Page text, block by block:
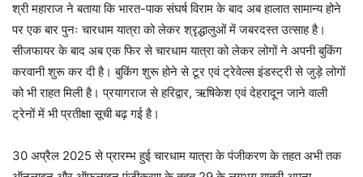
श्री महाराज ने बताया कि भारत-पाक संघर्ष विराम के बाद अब हालात सामान्य होने
पर एक बार पुनः चारधाम यात्रा को लेकर श्रृद्धालुओं में जबरदस्त उत्साह है।
सीजफायर के बाद अब एक फिर से चारधाम यात्रा को लेकर लोगों ने अपनी बुकिंग
करवानी शुरू कर दी है। बुकिंग शुरू होने से टूर एवं ट्रेवेल्स इंडस्ट्री से जुड़े लोगों
को भी राहत मिली है। प्रयागराज से हरिद्वार, ऋषिकेश एवं देहरादून जाने वाली
ट्रेनों में भी प्रतीक्षा सूची बढ़ गई है।
30 अप्रैल 2025 से प्रारम्भ हुई चारधाम यात्रा के पंजीकरण के तहत अभी तक